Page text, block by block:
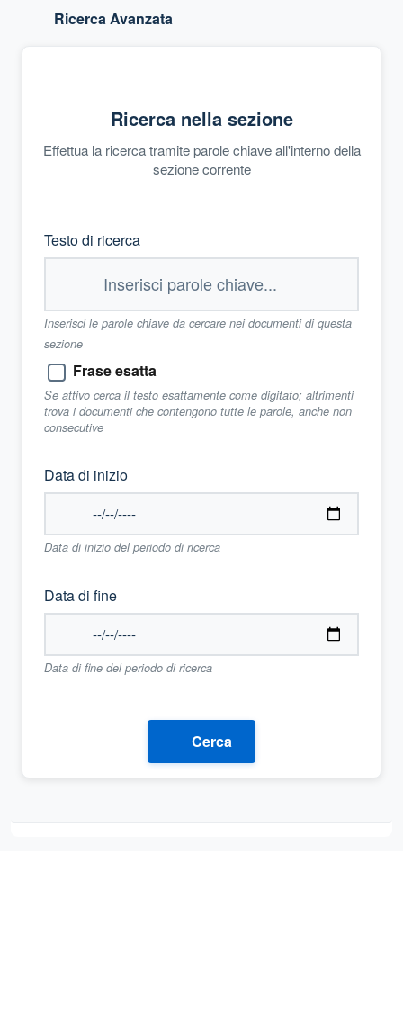
Ricerca Avanzata
Ricerca nella sezione
Effettua la ricerca tramite parole chiave all'interno della
sezione corrente
Testo di ricerca
Inserisci le parole chiave da cercare nei documenti di questa
sezione
Frase esatta
Se attivo cerca il testo esattamente come digitato; altrimenti
trova i documenti che contengono tutte le parole, anche non
consecutive
Data di inizio
Data di inizio del periodo di ricerca
Data di fine
Data di fine del periodo di ricerca
Cerca